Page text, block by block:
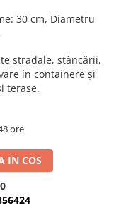
30 cm, Diametru
stradale, stâncării,
în containere și
terase.
ore
IN COS